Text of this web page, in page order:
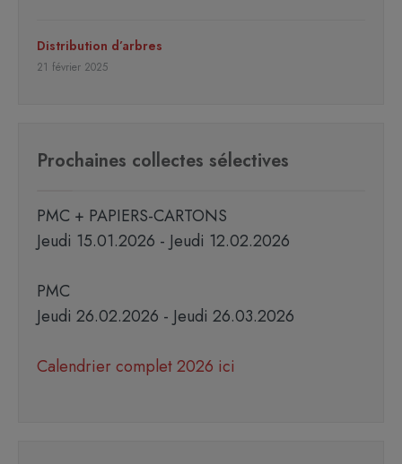
Distribution d’arbres
21 février 2025
Prochaines collectes sélectives
PMC + PAPIERS-CARTONS
Jeudi 15.01.2026 - Jeudi 12.02.2026
PMC
Jeudi 26.02.2026 - Jeudi 26.03.2026
Calendrier complet 2026 ici